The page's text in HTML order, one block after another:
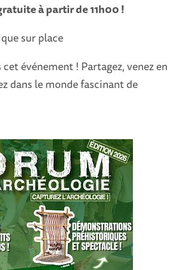
à partir de 11h00 !
sur place
événement ! Partagez, venez en
dans le monde fascinant de